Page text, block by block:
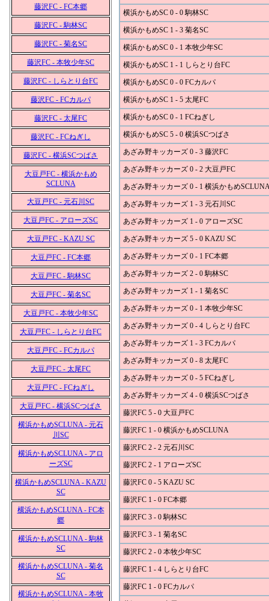
藤沢FC - FC本郷
藤沢FC - 駒林SC
藤沢FC - 菊名SC
藤沢FC - 本牧少年SC
藤沢FC - しらとり台FC
藤沢FC - FCカルパ
藤沢FC - 太尾FC
藤沢FC - FCねぎし
藤沢FC - 横浜SCつばさ
大豆戸FC - 横浜かもめ
SCLUNA
大豆戸FC - 元石川SC
大豆戸FC - アローズSC
大豆戸FC - KAZU SC
大豆戸FC - FC本郷
大豆戸FC - 駒林SC
大豆戸FC - 菊名SC
大豆戸FC - 本牧少年SC
大豆戸FC - しらとり台FC
大豆戸FC - FCカルパ
大豆戸FC - 太尾FC
大豆戸FC - FCねぎし
大豆戸FC - 横浜SCつばさ
横浜かもめSCLUNA - 元石
川SC
横浜かもめSCLUNA - アロ
ーズSC
横浜かもめSCLUNA - KAZU
SC
横浜かもめSCLUNA - FC本
郷
横浜かもめSCLUNA - 駒林
SC
横浜かもめSCLUNA - 菊名
SC
横浜かもめSCLUNA - 本牧
横浜かもめSC 0 - 0 駒林SC
横浜かもめSC 1 - 3 菊名SC
横浜かもめSC 0 - 1 本牧少年SC
横浜かもめSC 1 - 1 しらとり台FC
横浜かもめSC 0 - 0 FCカルパ
横浜かもめSC 1 - 5 太尾FC
横浜かもめSC 0 - 1 FCねぎし
横浜かもめSC 5 - 0 横浜SCつばさ
あざみ野キッカーズ 0 - 3 藤沢FC
あざみ野キッカーズ 0 - 2 大豆戸FC
あざみ野キッカーズ 0 - 1 横浜かもめ
あざみ野キッカーズ 1 - 3 元石川SC
あざみ野キッカーズ 1 - 0 アローズSC
あざみ野キッカーズ 5 - 0 KAZU SC
あざみ野キッカーズ 0 - 1 FC本郷
あざみ野キッカーズ 2 - 0 駒林SC
あざみ野キッカーズ 1 - 1 菊名SC
あざみ野キッカーズ 0 - 1 本牧少年SC
あざみ野キッカーズ 0 - 4 しらとり台FC
あざみ野キッカーズ 1 - 3 FCカルパ
あざみ野キッカーズ 0 - 8 太尾FC
あざみ野キッカーズ 0 - 5 FCねぎし
あざみ野キッカーズ 4 - 0 横浜SCつばさ
藤沢FC 5 - 0 大豆戸FC
藤沢FC 1 - 0 横浜かもめSCLUNA
藤沢FC 2 - 2 元石川SC
藤沢FC 2 - 1 アローズSC
藤沢FC 0 - 5 KAZU SC
藤沢FC 1 - 0 FC本郷
藤沢FC 3 - 0 駒林SC
藤沢FC 3 - 1 菊名SC
藤沢FC 2 - 0 本牧少年SC
藤沢FC 1 - 4 しらとり台FC
藤沢FC 1 - 0 FCカルパ